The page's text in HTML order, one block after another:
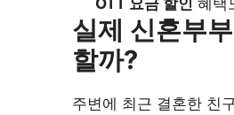
실제 신혼부
할까?
주변에 최근 결혼한 친